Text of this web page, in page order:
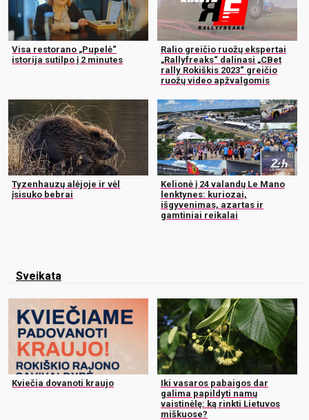
Visa restorano „Pupelė“
istorija sutilpo į 2 minutes
Ralio greičio ruožų ekspertai
„Rallyfreaks“ dalinasi „CBet
rally Rokiškis 2023“ greičio
ruožų video apžvalgomis
Tyzenhauzų alėjoje ir vėl
įsisuko bebrai
Kelionė į 24 valandų Le Mano
lenktynes: kuriozai,
išgyvenimas, azartas ir
gamtiniai reikalai
Sveikata
Kviečia dovanoti kraujo
Iki vasaros pabaigos dar
galima papildyti namų
vaistinėlę: ką rinkti Lietuvos
miškuose?